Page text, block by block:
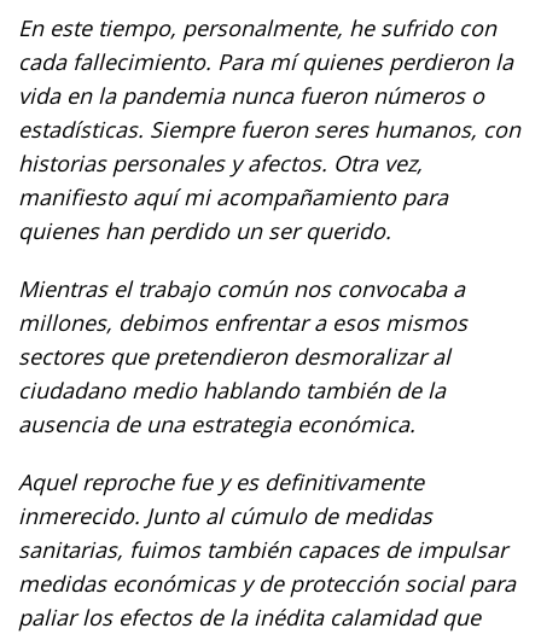
En este tiempo, personalmente, he sufrido con
cada fallecimiento. Para mí quienes perdieron la
vida en la pandemia nunca fueron números o
estadísticas. Siempre fueron seres humanos, con
historias personales y afectos. Otra vez,
manifiesto aquí mi acompañamiento para
quienes han perdido un ser querido.
Mientras el trabajo común nos convocaba a
millones, debimos enfrentar a esos mismos
sectores que pretendieron desmoralizar al
ciudadano medio hablando también de la
ausencia de una estrategia económica.
Aquel reproche fue y es definitivamente
inmerecido. Junto al cúmulo de medidas
sanitarias, fuimos también capaces de impulsar
medidas económicas y de protección social para
paliar los efectos de la inédita calamidad que